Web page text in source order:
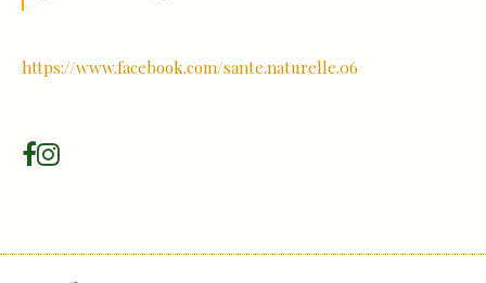
https://www.facebook.com/sante.naturelle.06